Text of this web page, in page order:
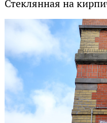
Стеклянная на